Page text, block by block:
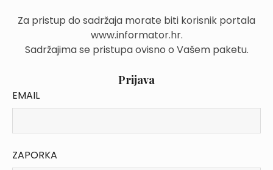
Za pristup do sadržaja morate biti korisnik portala
www.informator.hr.
Sadržajima se pristupa ovisno o Vašem paketu.
Prijava
EMAIL
ZAPORKA